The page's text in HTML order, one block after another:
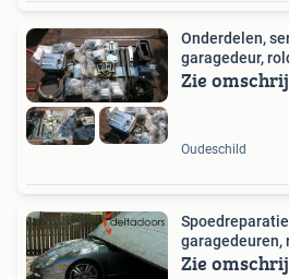
Onderdelen,
garagedeur,
Zie
Oudeschild
garagedeuren,
Zie